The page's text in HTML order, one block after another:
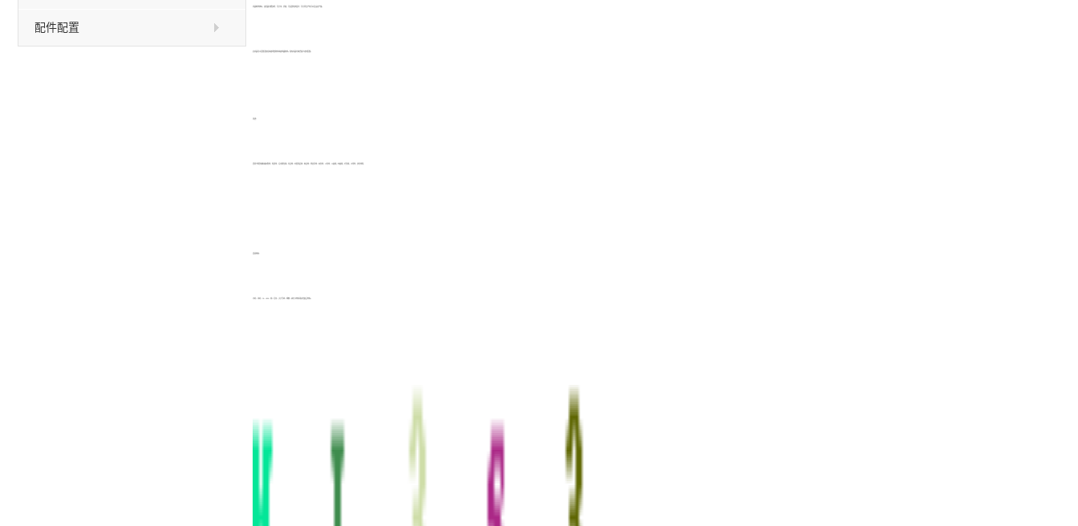
配件配置
机器断线停车，变频器功能多样，可计米、调速，可设置电流保护，可记录生产时间以及设定产量。
此机器可以配置送胶组或者纸管收线或者线盘收线。所有机器均接受客户定制配置。
用途：
适用于服装辅料编织鞋带，松紧带，运动服拉绳、花边带、家居用品带、曲边带、悬挂吊带、双色带，三色带，三棱绳，四棱绳，方形绳，子母带，多色带等，
适用材料：
丙纶、涤纶、PE、HDPE、棉、尼龙、大力马线、橡筋、高分子材料等其他复合材料。